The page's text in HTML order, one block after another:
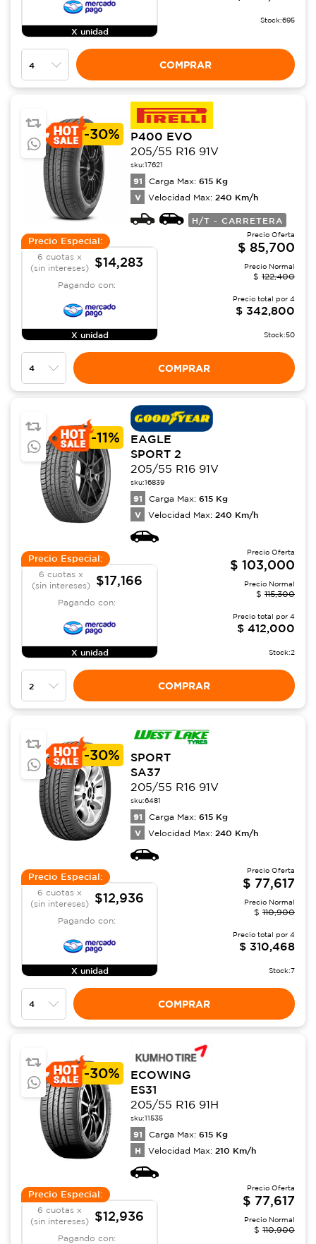
X unidad
Stock:695
COMPRAR
-30%
P400 EVO
205/55 R16 91V
sku:17621
91 Carga Max: 615 Kg
V Velocidad Max: 240 Km/h
H/T - CARRETERA
Precio Especial:
6 cuotas x
(sin intereses)
$14,283
Pagando con:
X unidad
Precio Oferta
$ 85,700
Precio Normal
$ 122,400
Precio total por 4
$ 342,800
Stock:50
COMPRAR
-11%
EAGLE
SPORT 2
205/55 R16 91V
sku:16839
91 Carga Max: 615 Kg
V Velocidad Max: 240 Km/h
Precio Especial:
6 cuotas x
(sin intereses)
$17,166
Pagando con:
X unidad
Precio Oferta
$ 103,000
Precio Normal
$ 115,300
Precio total por 4
$ 412,000
Stock:2
COMPRAR
-30%
SPORT
SA37
205/55 R16 91V
sku:6481
91 Carga Max: 615 Kg
V Velocidad Max: 240 Km/h
Precio Especial:
6 cuotas x
(sin intereses)
$12,936
Pagando con:
X unidad
Precio Oferta
$ 77,617
Precio Normal
$ 110,900
Precio total por 4
$ 310,468
Stock:7
COMPRAR
-30%
ECOWING
ES31
205/55 R16 91H
sku:11535
91 Carga Max: 615 Kg
H Velocidad Max: 210 Km/h
Precio Especial:
6 cuotas x
(sin intereses)
$12,936
Pagando con:
Precio Oferta
$ 77,617
Precio Normal
$ 110,900